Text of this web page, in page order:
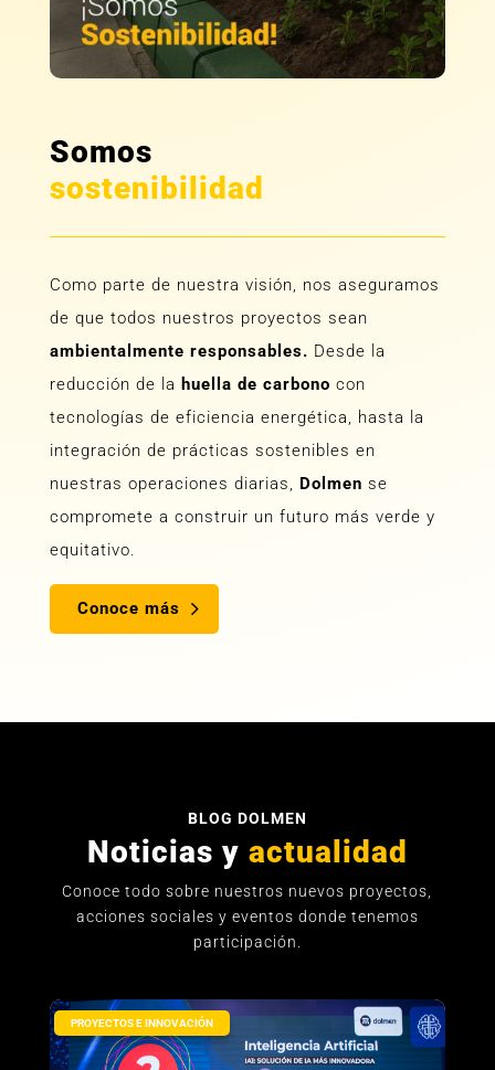
Somos
sostenibilidad
Como parte de nuestra visión, nos aseguramos
de que todos nuestros proyectos sean
ambientalmente responsables. Desde la
reducción de la huella de carbono con
tecnologías de eficiencia energética, hasta la
integración de prácticas sostenibles en
nuestras operaciones diarias, Dolmen se
compromete a construir un futuro más verde y
equitativo.
Conoce más
BLOG DOLMEN
Noticias y actualidad
Conoce todo sobre nuestros nuevos proyectos,
acciones sociales y eventos donde tenemos
participación.
PROYECTOS E INNOVACIÓN